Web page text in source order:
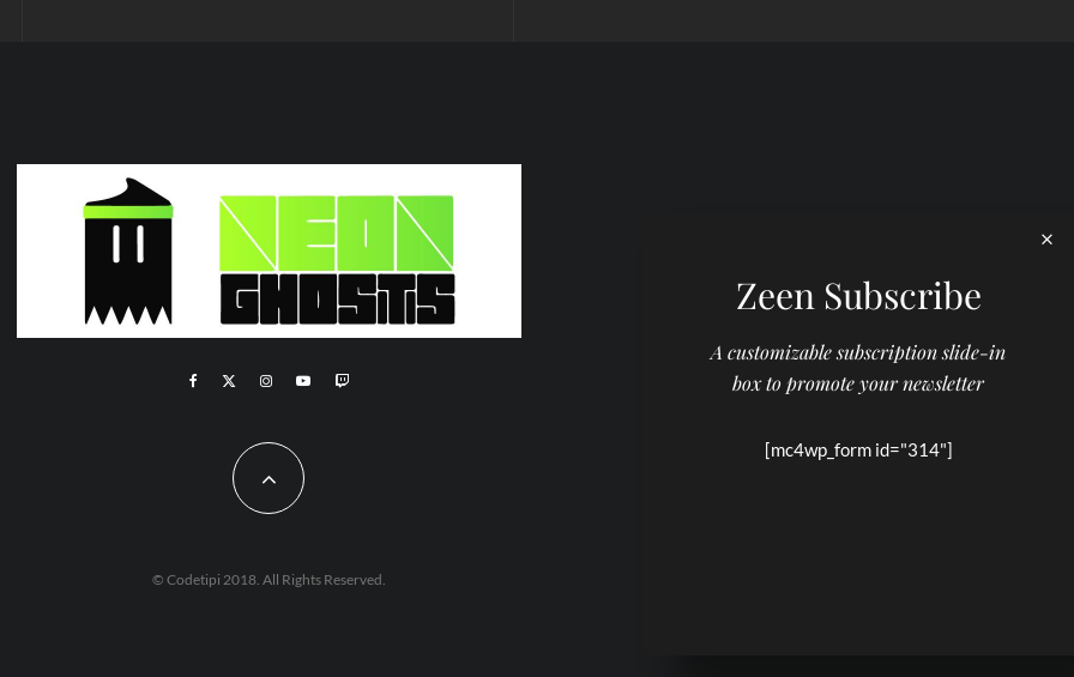
© Codetipi 2018. All Rights Reserved.
Zeen Subscribe
A customizable subscription slide-in
box to promote your newsletter
[mc4wp_form id="314"]